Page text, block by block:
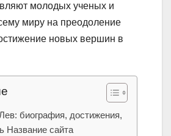
молодых ученых и
миру на преодоление
новых вершин в
биография, достижения,
Название сайта